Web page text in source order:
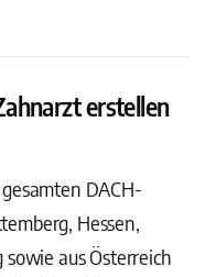
erstellen
DACH-
Hessen,
aus Österreich